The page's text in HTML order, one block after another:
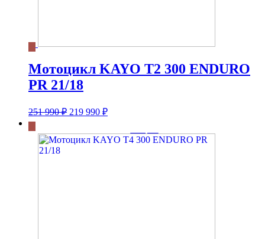
Мотоцикл KAYO T2 300 ENDURO
PR 21/18
251 990₽ Первоначальная
251
219 990 ₽Текущая
990 ₽.